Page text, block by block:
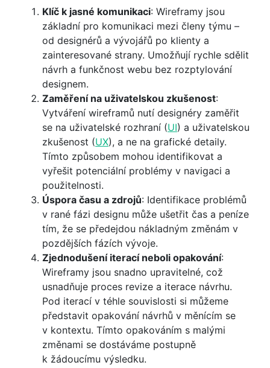
Klíč k jasné komunikaci: Wireframy jsou
základní pro komunikaci mezi členy týmu –
od designérů a vývojářů po klienty a
zainteresované strany. Umožňují rychle sdělit
návrh a funkčnost webu bez rozptylování
designem.
Zaměření na uživatelskou zkušenost:
Vytváření wireframů nutí designéry zaměřit
se na uživatelské rozhraní (UI) a uživatelskou
zkušenost (UX), a ne na grafické detaily.
Tímto způsobem mohou identifikovat a
vyřešit potenciální problémy v navigaci a
použitelnosti.
Úspora času a zdrojů: Identifikace problémů
v rané fázi designu může ušetřit čas a peníze
tím, že se předejdou nákladným změnám v
pozdějších fázích vývoje.
Zjednodušení iterací neboli opakování:
Wireframy jsou snadno upravitelné, což
usnadňuje proces revize a iterace návrhu.
Pod iterací v téhle souvislosti si můžeme
představit opakování návrhů v měnícím se
v kontextu. Tímto opakováním s malými
změnami se dostáváme postupně
k žádoucímu výsledku.